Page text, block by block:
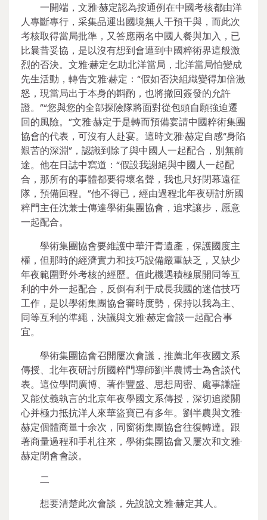
一開端，文雅·赫定認為按通例在中國考核都由洋
人專斷專行，采集品運出國境無人干預干與，而此次
考核取得當局批準，又答應兩名中國人餐與加入，已
比曩昔妥協，是以沒有想到會遭到中國粹術界這般激
烈的否決。文雅·赫定乞助北洋當局，北洋當局怕變成
先生活動，轉告文雅·赫定：“假如否決組織變得加倍激
怒，現當局出于本身的斟酌，也將撤回簽發的允許
證。”“您與您的全部探險隊將面對從包頭自願強迫遷
回的風險。”文雅·赫定于是轉而預備宴請中國粹術集團
協會的代表，可沒有人赴宴。這時文雅·赫定自感“身陷
艱苦的深淵”，認識到除了與中國人一起配合，別無前
途。他在日誌中寫道：“假設我謝絕與中國人一起配
合，那所有的事體都要得壞名聲，我也只好閉幕遠征
隊，預備回程。”他不得已，經由過程北年夜研討所國
粹門主任沈兼士傳達學術集團協會，追求讓步，愿意
一起配合。
學術集團協會要維護中華汗青遺產，保護國度主
權，但那時的經濟實力和技巧設備嚴重缺乏，又缺少
年夜範圍野外考核的經歷。值此機遇積極展開同等互
利的中外一起配合，反倒有利于成長我國的迷信技巧
工作，是以學術集團協會審時度勢，保持以我為主、
同等互利的準繩，決議與文雅·赫定會談一起配合事
宜。
學術集團協會召開屢次會議，推薦北年夜國文系
傳授、北年夜研討所國粹門導師劉半農博士為會談代
表。這位學問廣博、著作豐盛、思想周密、處事謙謹
又能仗義執言的北京年夜學國文系傳授，深切追蹤關
心并極力抵抗洋人來華盜寶已有多年。劉半農與文雅·
赫定個體商量十余次，同窗術集團協會往復轉達。跟
著商量過程和手札往來，學術集團協會又屢次和文雅·
赫定閉會會談。
二
想要清楚此次會談，先說說文雅·赫定其人。